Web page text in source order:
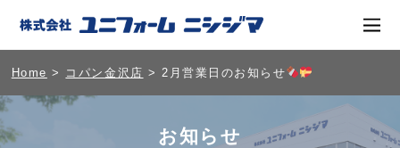
Home > コパン金沢店 > 2月営業日のお知らせ
お知らせ